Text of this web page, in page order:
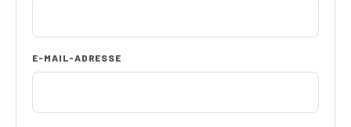
E-MAIL-ADRESSE